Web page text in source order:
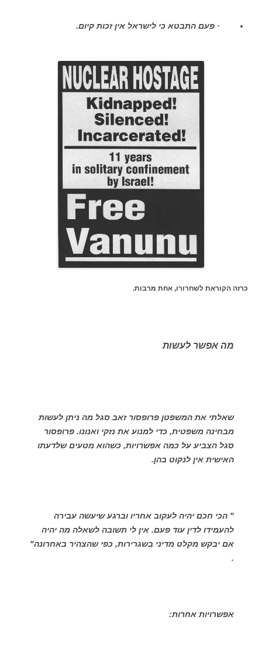
· פעם התבטא כי לישראל אין זכות קיום.
כרזה הקוראת לשחרורו, אחת מרבות.
מה אפשר לעשות
שאלתי את המשפטן פרופסור זאב סגל מה ניתן לעשות
מבחינה משפטית, כדי למנוע את נזקי ואנונו. פרופסור
סגל הצביע על כמה אפשרויות, כשהוא מטעים שלדעתו
האישית אין לנקוט בהן.
" הכי חכם יהיה לעקוב אחריו וברגע שיעשה עבירה
להעמידו לדין עוד פעם. אין לי תשובה לשאלה מה יהיה
אם יבקש מקלט מדיני בשגרירות, כפי שהצהיר באחרונה"
.
אפשרויות אחרות: